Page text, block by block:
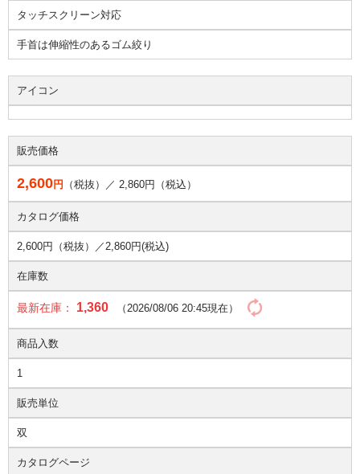
タッチスクリーン対応
手首は伸縮性のあるゴム絞り
アイコン
販売価格
2,600円 （税抜）／ 2,860円（税込）
カタログ価格
2,600円（税抜）／2,860円(税込)
在庫数
最新在庫： 1,360 （2026/08/06 20:45現在）
商品入数
1
販売単位
双
カタログページ